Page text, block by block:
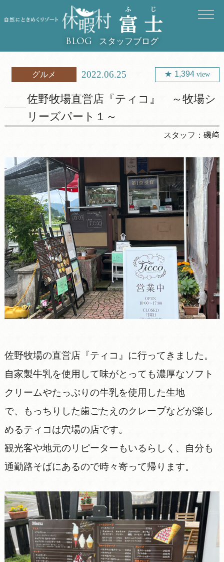
BLOG スタッフブログ
グルメ 2022.06.25 1,394view
佐野牧場直営店『ティコ』 ～牧場シ
リーズパート１～
スタッフ：磯﨑
佐野牧場の直営店『ティコ』に行ってきました。
自家製牛乳を使用して味がとっても濃厚なソフト
クリームやたっぷりの牛乳を使用した生地
で、もっちりした歯ごたえのクレープなどが楽し
めるティコは穴場の店です。
観光客や地元のリピーターもいるらしく、自分も
通勤路そばにあるので時々寄って帰ります。